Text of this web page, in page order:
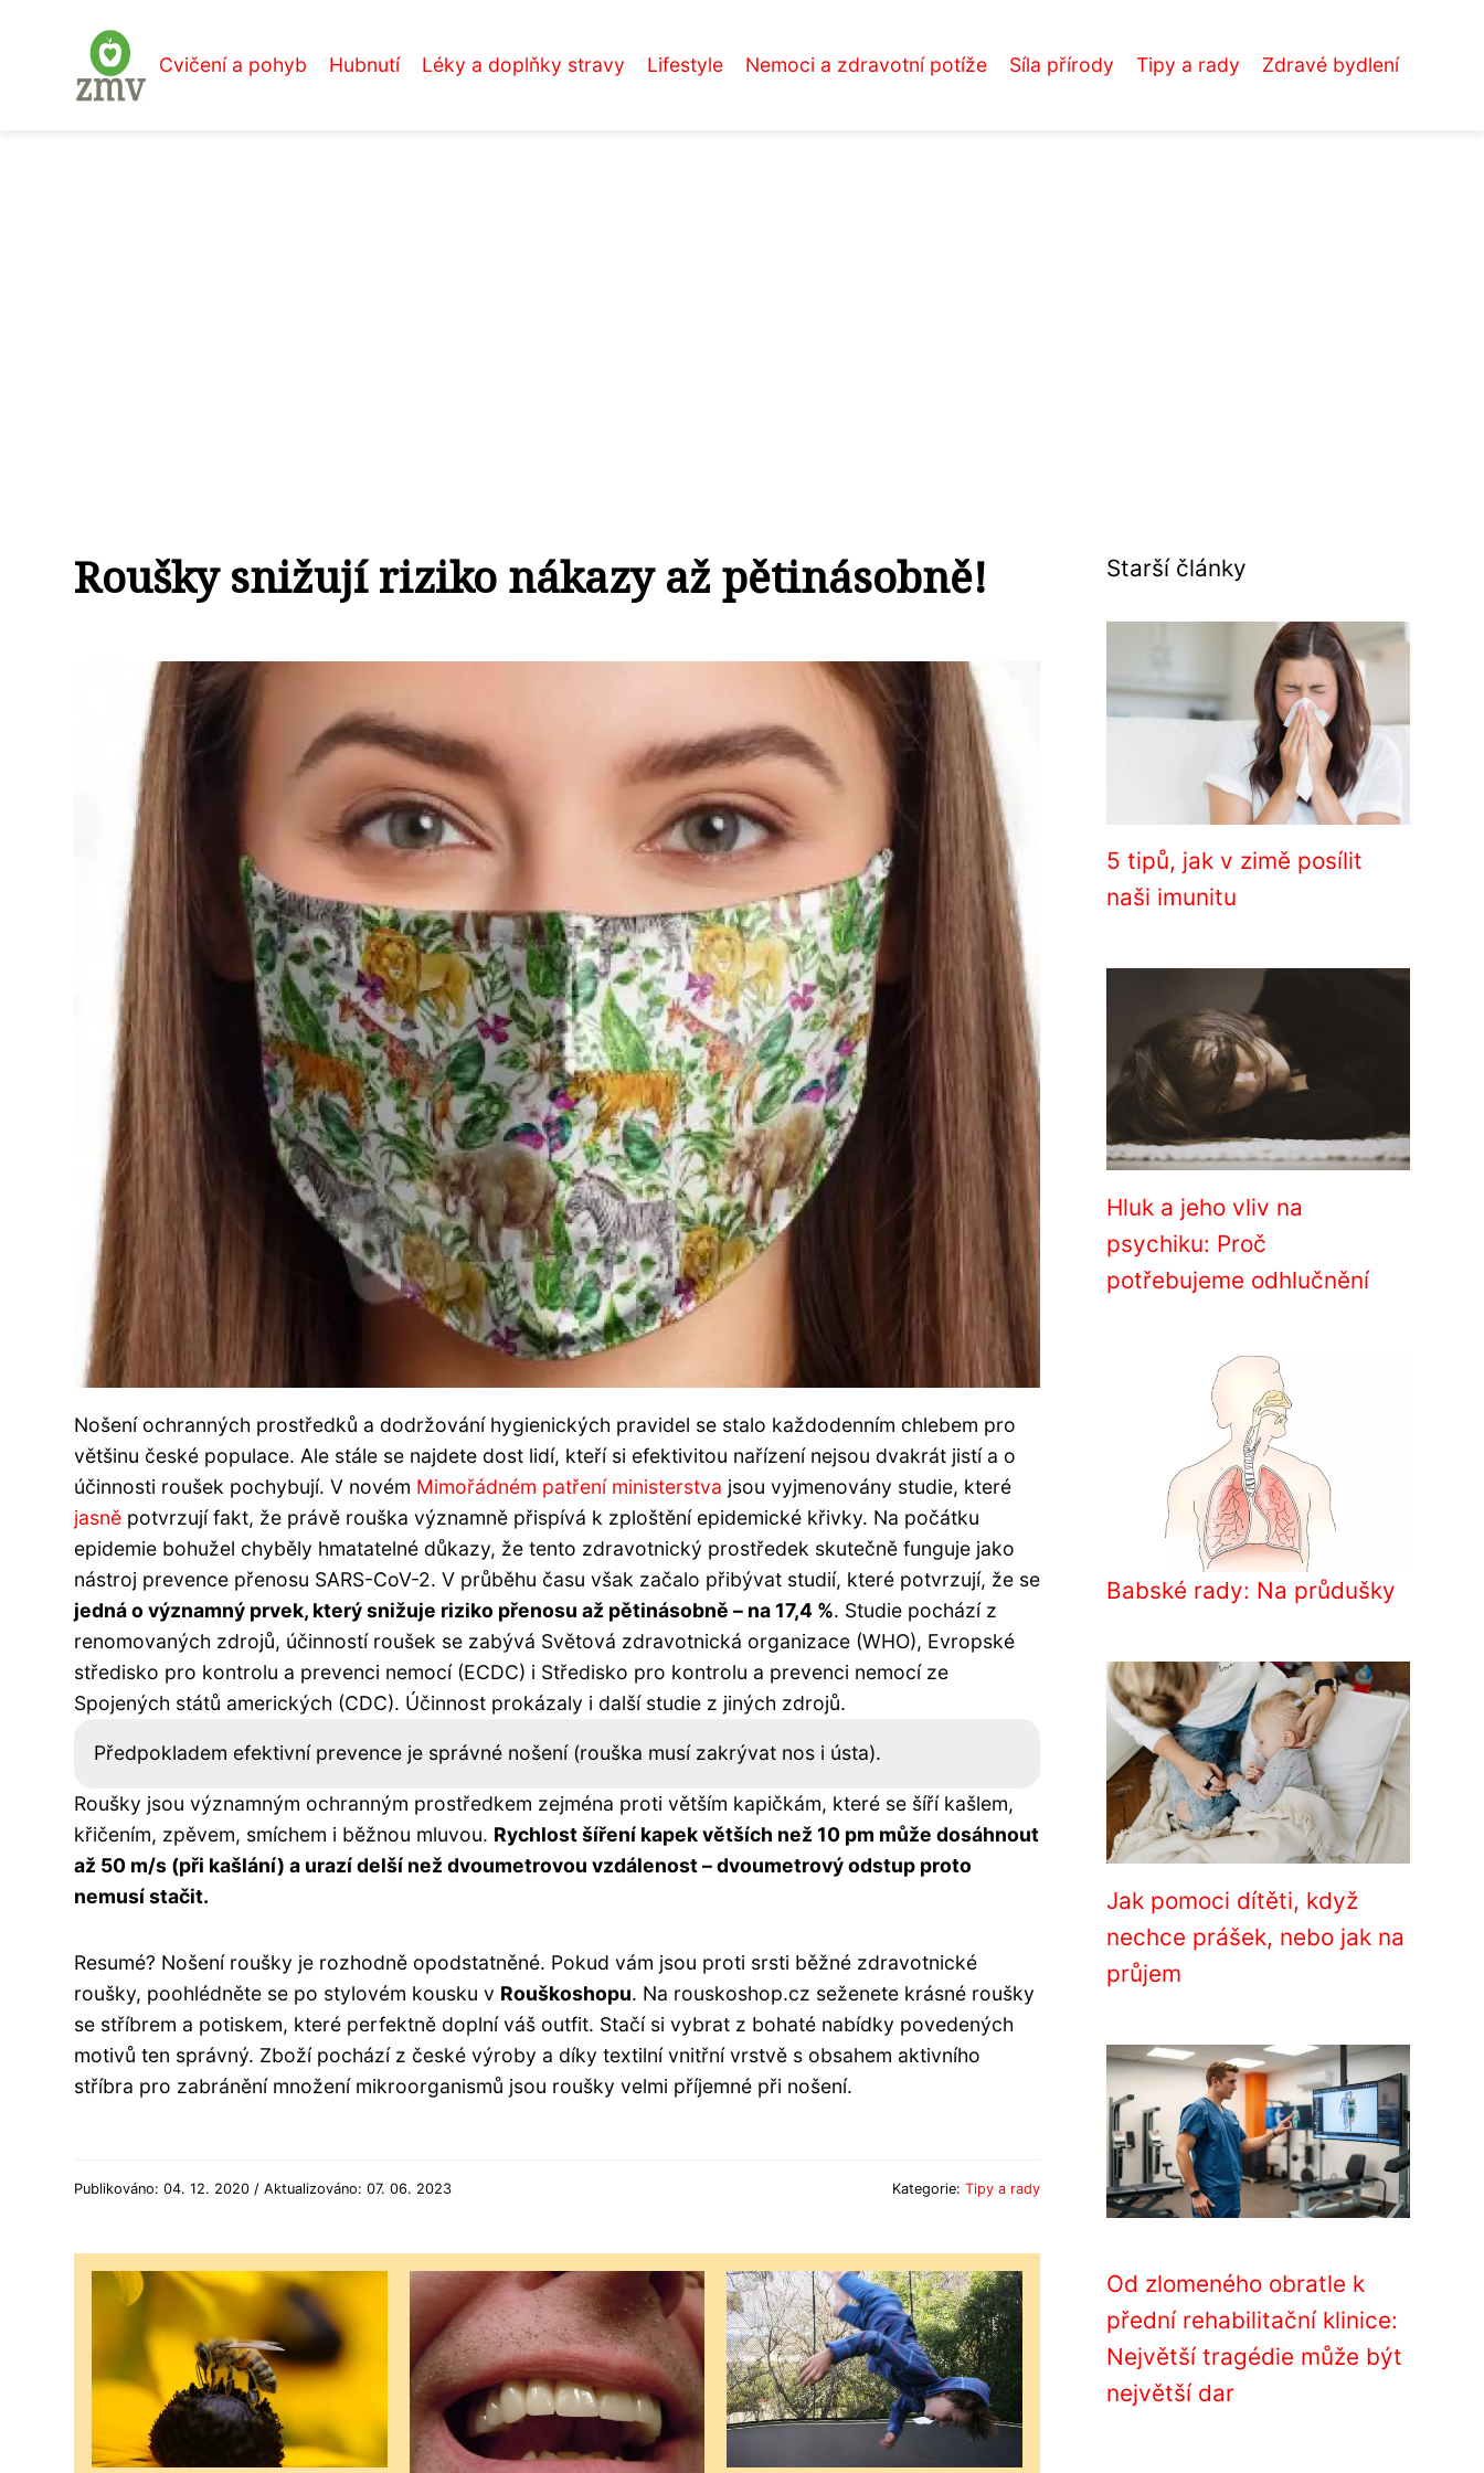
Cvičení a pohyb Hubnutí Léky a doplňky stravy Lifestyle Nemoci a zdravotní potíže Síla přírody Tipy a rady Zdravé bydlení
Roušky snižují riziko nákazy až pětinásobně!
Nošení ochranných prostředků a dodržování hygienických pravidel se stalo každodenním chlebem pro
většinu české populace. Ale stále se najdete dost lidí, kteří si efektivitou nařízení nejsou dvakrát jistí a o
účinnosti roušek pochybují. V novém Mimořádném patření ministerstva jsou vyjmenovány studie, které
jasně potvrzují fakt, že právě rouška významně přispívá k zploštění epidemické křivky. Na počátku
epidemie bohužel chyběly hmatatelné důkazy, že tento zdravotnický prostředek skutečně funguje jako
nástroj prevence přenosu SARS-CoV-2. V průběhu času však začalo přibývat studií, které potvrzují, že se
jedná o významný prvek, který snižuje riziko přenosu až pětinásobně – na 17,4 %. Studie pochází z
renomovaných zdrojů, účinností roušek se zabývá Světová zdravotnická organizace (WHO), Evropské
středisko pro kontrolu a prevenci nemocí (ECDC) i Středisko pro kontrolu a prevenci nemocí ze
Spojených států amerických (CDC). Účinnost prokázaly i další studie z jiných zdrojů.
Předpokladem efektivní prevence je správné nošení (rouška musí zakrývat nos i ústa).
Roušky jsou významným ochranným prostředkem zejména proti větším kapičkám, které se šíří kašlem,
křičením, zpěvem, smíchem i běžnou mluvou. Rychlost šíření kapek větších než 10 pm může dosáhnout
až 50 m/s (při kašlání) a urazí delší než dvoumetrovou vzdálenost – dvoumetrový odstup proto
nemusí stačit.
Resumé? Nošení roušky je rozhodně opodstatněné. Pokud vám jsou proti srsti běžné zdravotnické
roušky, poohlédněte se po stylovém kousku v Rouškoshopu. Na rouskoshop.cz seženete krásné roušky
se stříbrem a potiskem, které perfektně doplní váš outfit. Stačí si vybrat z bohaté nabídky povedených
motivů ten správný. Zboží pochází z české výroby a díky textilní vnitřní vrstvě s obsahem aktivního
stříbra pro zabránění množení mikroorganismů jsou roušky velmi příjemné při nošení.
Publikováno: 04. 12. 2020 / Aktualizováno: 07. 06. 2023 Kategorie: Tipy a rady
Starší články
5 tipů, jak v zimě posílit
naši imunitu
Hluk a jeho vliv na
psychiku: Proč
potřebujeme odhlučnění
Babské rady: Na průdušky
Jak pomoci dítěti, když
nechce prášek, nebo jak na
průjem
Od zlomeného obratle k
přední rehabilitační klinice:
Největší tragédie může být
největší dar